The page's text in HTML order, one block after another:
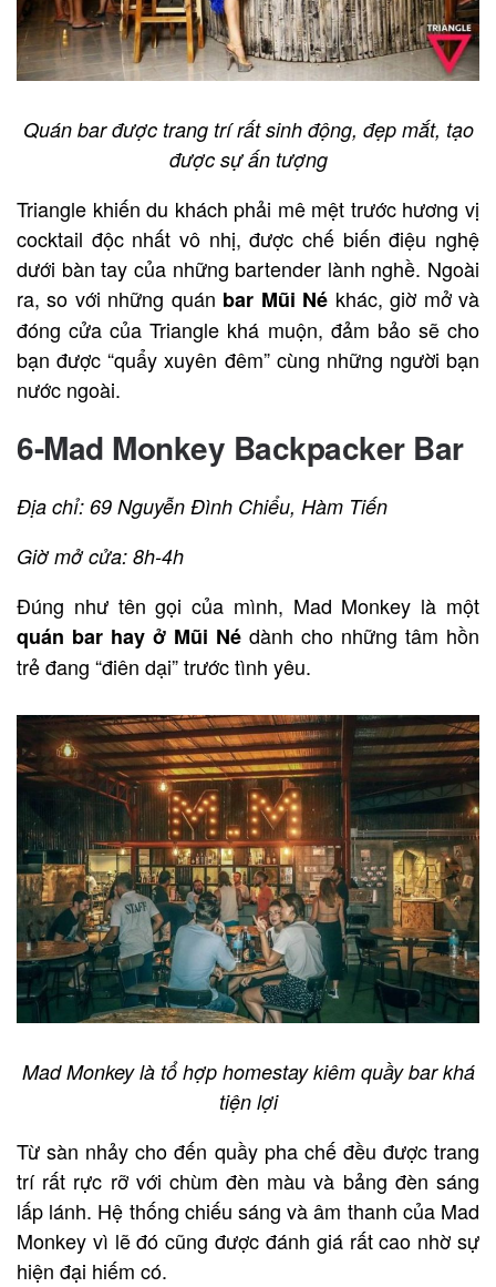
Quán bar được trang trí rất sinh động, đẹp mắt, tạo
được sự ấn tượng
Triangle khiến du khách phải mê mệt trước hương vị
cocktail độc nhất vô nhị, được chế biến điệu nghệ
dưới bàn tay của những bartender lành nghề. Ngoài
ra, so với những quán bar Mũi Né khác, giờ mở và
đóng cửa của Triangle khá muộn, đảm bảo sẽ cho
bạn được “quẩy xuyên đêm” cùng những người bạn
nước ngoài.
6-Mad Monkey Backpacker Bar
Địa chỉ: 69 Nguyễn Đình Chiểu, Hàm Tiến
Giờ mở cửa: 8h-4h
Đúng như tên gọi của mình, Mad Monkey là một
quán bar hay ở Mũi Né dành cho những tâm hồn
trẻ đang “điên dại” trước tình yêu.
Mad Monkey là tổ hợp homestay kiêm quầy bar khá
tiện lợi
Từ sàn nhảy cho đến quầy pha chế đều được trang
trí rất rực rỡ với chùm đèn màu và bảng đèn sáng
lấp lánh. Hệ thống chiếu sáng và âm thanh của Mad
Monkey vì lẽ đó cũng được đánh giá rất cao nhờ sự
hiện đại hiếm có.